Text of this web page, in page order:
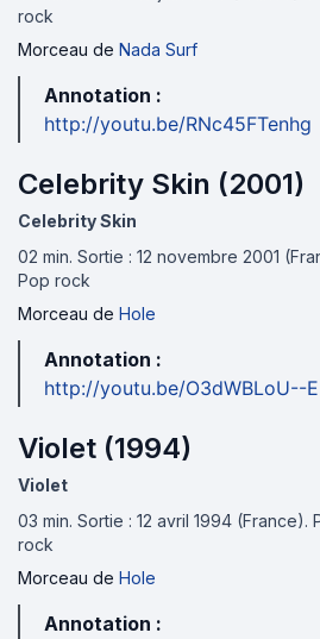
rock
Morceau de Nada Surf
Annotation :
http://youtu.be/RNc45FTenhg
Celebrity Skin (2001)
Celebrity Skin
02 min. Sortie : 12 novembre 2001
Pop rock
Morceau de Hole
Annotation :
http://youtu.be/O3dWBLoU--E
Violet (1994)
Violet
03 min. Sortie : 12 avril 1994 (France).
rock
Morceau de Hole
Annotation :